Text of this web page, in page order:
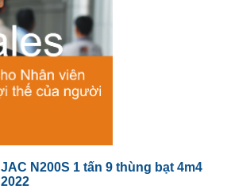
JAC N200S 1 tấn 9 thùng bạt 4m4
2022